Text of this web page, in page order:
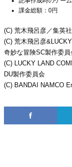
課金総額：0円
(C) 荒木飛呂彦／集英
(C) 荒木飛呂彦
奇妙な冒険SC製作委員
(C) LUCKY LAND
DU製作委員会
(C) BANDAI NAMCO